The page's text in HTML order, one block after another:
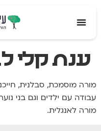
ענת קלי
מורה מוסמכת, סבלנית,
עבודה עם ילדים וגם בני
מורה לאנגלית.